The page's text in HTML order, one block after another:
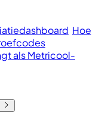
Hoe
als Metricool-